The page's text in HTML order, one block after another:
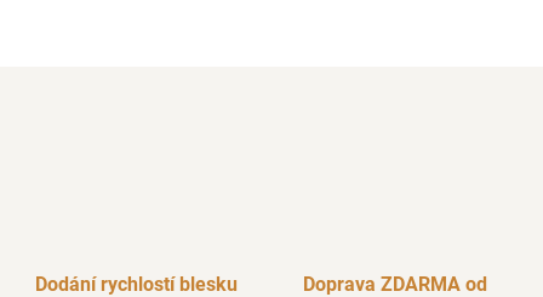
Dodání rychlostí blesku
Doprava ZDARMA od